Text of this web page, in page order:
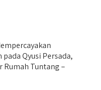
Qyusi Persada,
Tuntang –